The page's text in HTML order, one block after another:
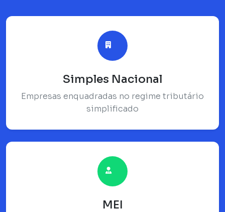
Simples Nacional
Empresas enquadradas no regime tributário
simplificado
MEI